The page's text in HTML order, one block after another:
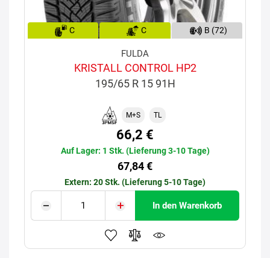
C C B (72)
FULDA
KRISTALL CONTROL HP2
195/65 R 15 91H
M+S TL
66,2 €
Auf Lager: 1 Stk. (Lieferung 3-10 Tage)
67,84 €
Extern: 20 Stk. (Lieferung 5-10 Tage)
In den Warenkorb